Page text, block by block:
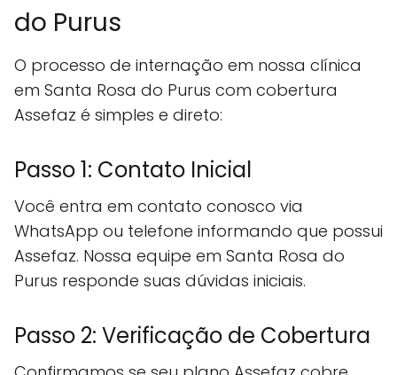
do Purus
O processo de internação em nossa clínica
em Santa Rosa do Purus com cobertura
Assefaz é simples e direto:
Passo 1: Contato Inicial
Você entra em contato conosco via
WhatsApp ou telefone informando que possui
Assefaz. Nossa equipe em Santa Rosa do
Purus responde suas dúvidas iniciais.
Passo 2: Verificação de Cobertura